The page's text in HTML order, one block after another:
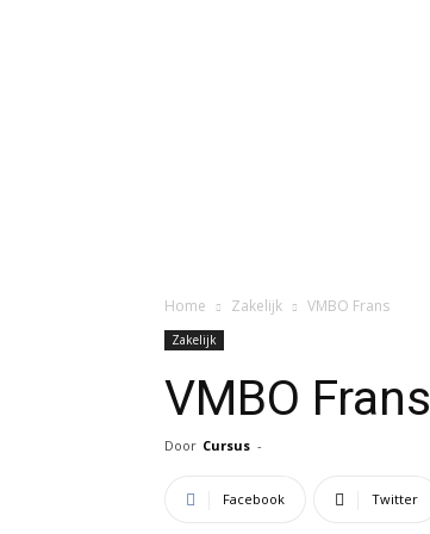
Home Zakelijk VMBO Frans
Zakelijk
VMBO Frans
Door Cursus -
Facebook Twitter